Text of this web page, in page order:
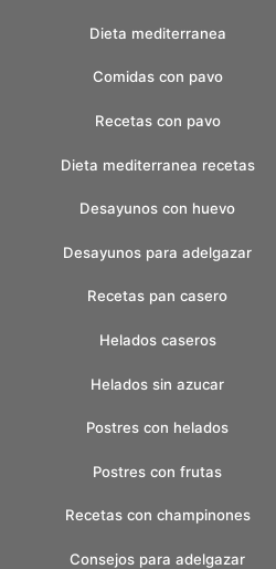
Dieta mediterranea
Comidas con pavo
Recetas con pavo
Dieta mediterranea recetas
Desayunos con huevo
Desayunos para adelgazar
Recetas pan casero
Helados caseros
Helados sin azucar
Postres con helados
Postres con frutas
Recetas con champinones
Consejos para adelgazar